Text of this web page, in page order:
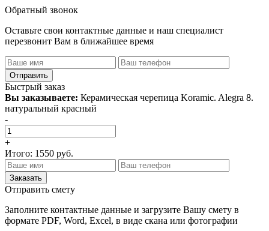
Обратный звонок
Оставьте свои контактные данные и наш специалист
перезвонит Вам в ближайшее время
Быстрый заказ
Вы заказываете: Керамическая черепица Koramic. Alegra 8.
натуральный красный
-
+
Итого: 1550 руб.
Отправить смету
Заполните контактные данные и загрузите Вашу смету в
формате PDF, Word, Excel, в виде скана или фотографии